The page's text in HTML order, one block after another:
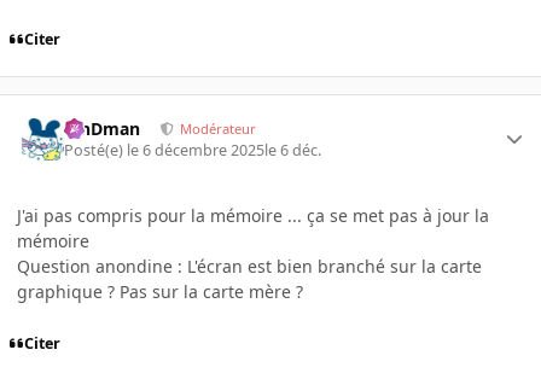
Citer
RinDman Modérateur
Posté(e) le 6 décembre 2025le 6 déc.
J'ai pas compris pour la mémoire ... ça se met pas à jour la
mémoire
Question anondine : L'écran est bien branché sur la carte
graphique ? Pas sur la carte mère ?
Citer